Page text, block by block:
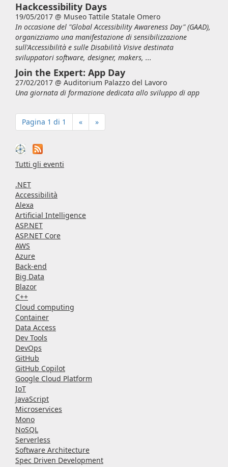
Hackcessibility Days
19/05/2017 @ Museo Tattile Statale Omero
In occasione del "Global Accessibility Awareness Day" (GAAD),
organizziamo una manifestazione di sensibilizzazione
sull'Accessibilità e sulle Disabilità Visive destinata
sviluppatori software, designer, makers, ...
Join the Expert: App Day
27/02/2017 @ Auditorium Palazzo del Lavoro
Una giornata di formazione dedicata allo sviluppo di app
Pagina 1 di 1 « »
Tutti gli eventi
.NET
Accessibilità
Alexa
Artificial Intelligence
ASP.NET
ASP.NET Core
AWS
Azure
Back-end
Big Data
Blazor
C++
Cloud computing
Container
Data Access
Dev Tools
DevOps
GitHub
GitHub Copilot
Google Cloud Platform
IoT
JavaScript
Microservices
Mono
NoSQL
Serverless
Software Architecture
Spec Driven Development